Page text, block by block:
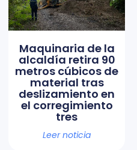
Maquinaria de la
alcaldía retira 90
metros cúbicos de
material tras
deslizamiento en
el corregimiento
tres
Leer noticia